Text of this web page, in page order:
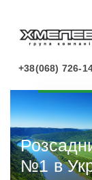
+38(068) 726-
№1 в